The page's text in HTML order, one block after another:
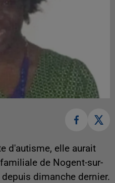
d'autisme, elle aurait
de Nogent-sur-
dimanche dernier.